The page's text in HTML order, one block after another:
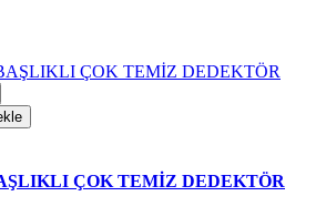
ÇOK TEMİZ DEDEKTÖR